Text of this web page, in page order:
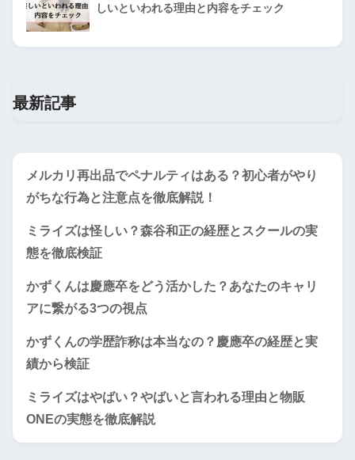
しいといわれる理由と内容をチェック
最新記事
メルカリ再出品でペナルティはある？初心者がやり
がちな行為と注意点を徹底解説！
ミライズは怪しい？森谷和正の経歴とスクールの実
態を徹底検証
かずくんは慶應卒をどう活かした？あなたのキャリ
アに繋がる3つの視点
かずくんの学歴詐称は本当なの？慶應卒の経歴と実
績から検証
ミライズはやばい？やばいと言われる理由と物販
ONEの実態を徹底解説